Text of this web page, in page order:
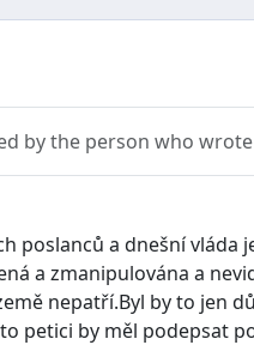
by the person who
poslanců a dnešní
a zmanipulována a
nepatří.Byl by to jen
petici by měl podepsat